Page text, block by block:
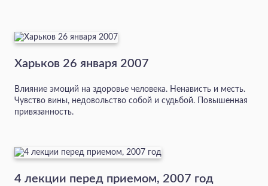
Харьков 26 января 2007
Влияние эмоций на здоровье человека. Ненависть и месть.
Чувство вины, недовольство собой и судьбой. Повышенная
привязанность.
4 лекции перед приемом, 2007 год